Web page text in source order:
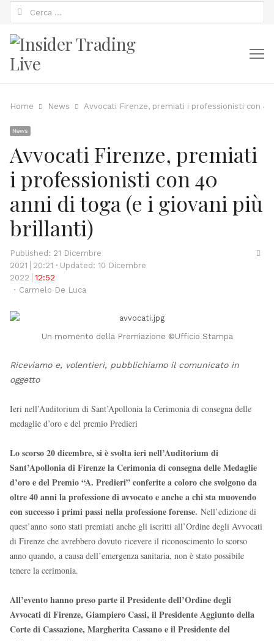
Ricerca
per:
Home News Avvocati Firenze, premiati i professionisti con
News
Avvocati Firenze, premiati
i professionisti con 40
anni di toga (e i giovani più
brillanti)
Published: 21 Dicembre
2021
20:21
Updated: 10 Dicembre
2022
12:52
Author
Carmelo De Luca
Un momento della Premiazione ©Ufficio Stampa
Riceviamo e, volentieri, pubblichiamo il comunicato in
oggetto
Ieri nell’Auditorium di Sant’Apollonia la Cerimonia di consegna delle
medaglie d’oro e del premio Predieri
Lo scorso 20 dicembre, si è svolta ieri nell’Auditorium di
Sant’Apollonia di Firenze la Cerimonia di consegna delle Medaglie
d’oro e del Premio “A. Predieri” conferite a coloro che svolgono da
oltre 40 anni la professione di avvocato e anche a chi sta muovendo
con successo i primi passi nella professione forense. Nell’edizione di
quest’anno sono stati premiati anche gli iscritti all’Ordine degli Avvocati
di Firenze che avrebbero dovuto ricevere il riconoscimento lo scorso
anno quando, a causa dell’emergenza sanitaria, non è stato possibile
tenere la cerimonia.
All’evento hanno preso parte il Presidente dell’Ordine degli
Avvocati di Firenze, Giampiero Cassi, il Presidente Aggiunto della
Corte di Cassazione, Margherita Cassano e il Presidente del